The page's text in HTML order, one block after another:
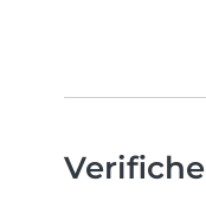
Verifiche